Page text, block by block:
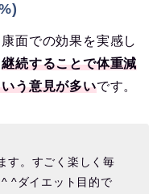
面での効果を実感し
継続することで体重減
う意見が多いです。
す。すごく楽しく毎
^ダイエット目的で